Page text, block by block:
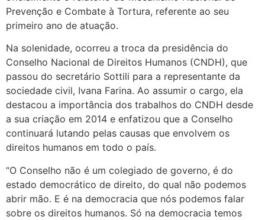
Prevenção e Combate à Tortura, referente ao seu
primeiro ano de atuação.
Na solenidade, ocorreu a troca da presidência do
Conselho Nacional de Direitos Humanos (CNDH), que
passou do secretário Sottili para a representante da
sociedade civil, Ivana Farina. Ao assumir o cargo, ela
destacou a importância dos trabalhos do CNDH desde
a sua criação em 2014 e enfatizou que a Conselho
continuará lutando pelas causas que envolvem os
direitos humanos em todo o país.
“O Conselho não é um colegiado de governo, é do
estado democrático de direito, do qual não podemos
abrir mão. E é na democracia que nós podemos falar
sobre os direitos humanos. Só na democracia temos